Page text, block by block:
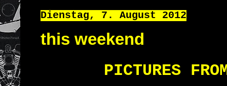
Dienstag, 7. August 2012
this weekend
PICTURES